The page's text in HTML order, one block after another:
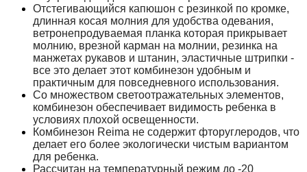
Отстегивающийся капюшон с резинкой по кромке,
длинная косая молния для удобства одевания,
ветронепродуваемая планка которая прикрывает
молнию, врезной карман на молнии, резинка на
манжетах рукавов и штанин, эластичные штрипки -
все это делает этот комбинезон удобным и
практичным для повседневного использования.
Со множеством светоотражательных элементов,
комбинезон обеспечивает видимость ребенка в
условиях плохой освещенности.
Комбинезон Reima не содержит фторуглеродов, что
делает его более экологически чистым вариантом
для ребенка.
Рассчитан на температурный режим до -20